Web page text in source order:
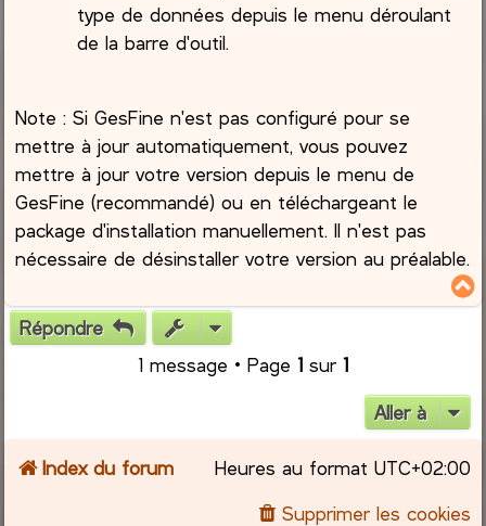
type de données depuis le menu déroulant
de la barre d'outil.
Note : Si GesFine n'est pas configuré pour se
mettre à jour automatiquement, vous pouvez
mettre à jour votre version depuis le menu de
GesFine (recommandé) ou en téléchargeant le
package d'installation manuellement. Il n'est pas
nécessaire de désinstaller votre version au préalable.
Répondre
1 message • Page 1 sur 1
Aller à
Index du forum Heures au format UTC+02:00
Supprimer les cookies